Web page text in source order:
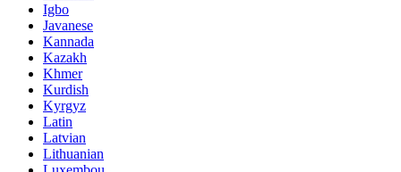
Igbo
Javanese
Kannada
Kazakh
Khmer
Kurdish
Kyrgyz
Latin
Latvian
Lithuanian